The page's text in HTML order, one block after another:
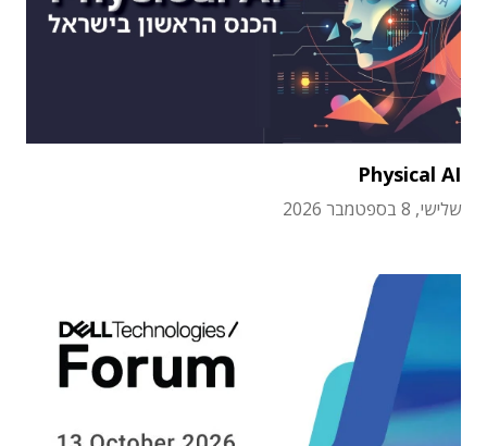
Physical AI
שלישי, 8 בספטמבר 2026